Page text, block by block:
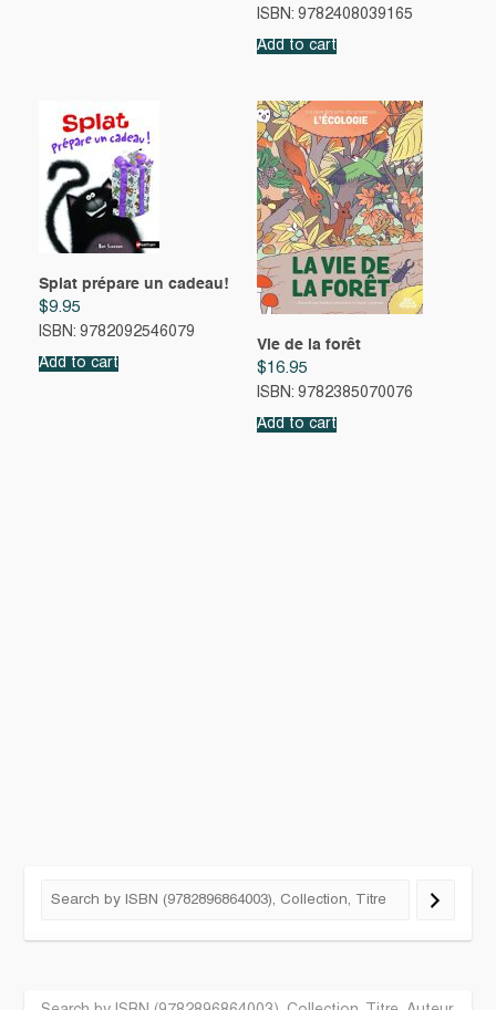
ISBN: 9782408039165
Add to cart
Splat prépare un cadeau!
$9.95
ISBN: 9782092546079
Add to cart
Vie de la forêt
$16.95
ISBN: 9782385070076
Add to cart